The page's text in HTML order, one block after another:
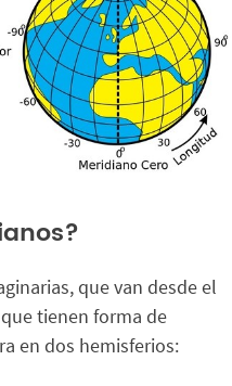
que van desde el
tienen forma de
en dos hemisferios: